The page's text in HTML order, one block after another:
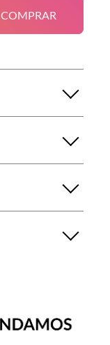
COMPRAR